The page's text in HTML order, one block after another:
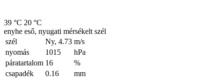
39 °C 20 °C
enyhe eső, nyugati mérsékelt szél
szél
Ny, 4.73 m/s
nyomás
1015
hPa
páratartalom 16
%
csapadék
0.16
mm